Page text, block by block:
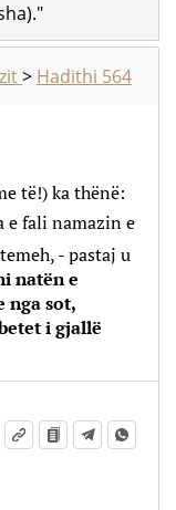
> Hadithi 564
të!) ka thënë:
- pastaj u
natën e
nga sot,
i gjallë